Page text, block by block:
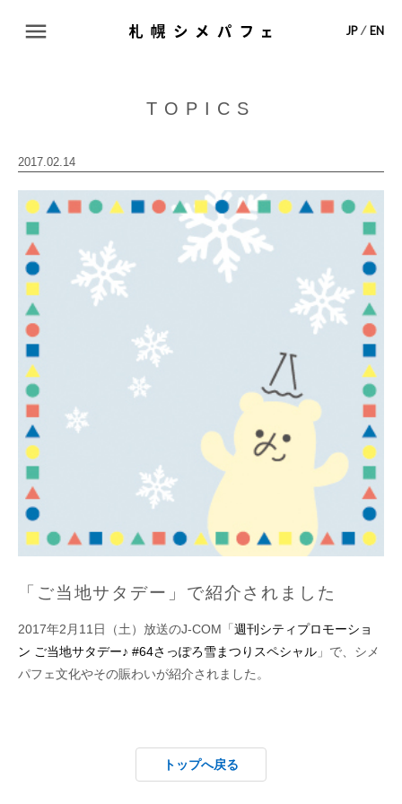
ABOUT
MAP
CONTACT
JP ⁄ EN
TOPICS
2017.02.14
「ご当地サタデー」で紹介されました
2017年2月11日（土）放送のJ-COM「 週刊シティプロモーショ
ン ご当地サタデー♪ #64さっぽろ雪まつりスペシャル 」で、シメ
パフェ文化やその賑わいが紹介されました。
トップへ戻る